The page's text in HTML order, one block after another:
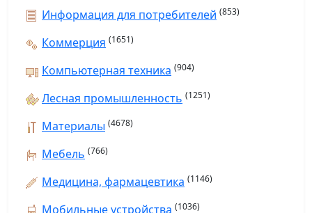
Информация для потребителей (853)
Коммерция (1651)
Компьютерная техника (904)
Лесная промышленность (1251)
Материалы (4678)
Мебель (766)
Медицина, фармацевтика (1146)
Мобильные устройства (1036)